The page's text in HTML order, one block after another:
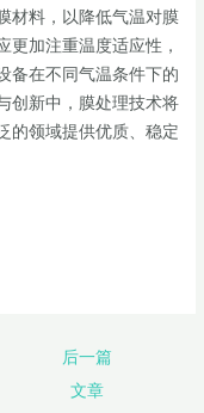
材料，以降低气温对膜
更加注重温度适应性，
备在不同气温条件下的
创新中，膜处理技术将
的领域提供优质、稳定
后一篇
文章